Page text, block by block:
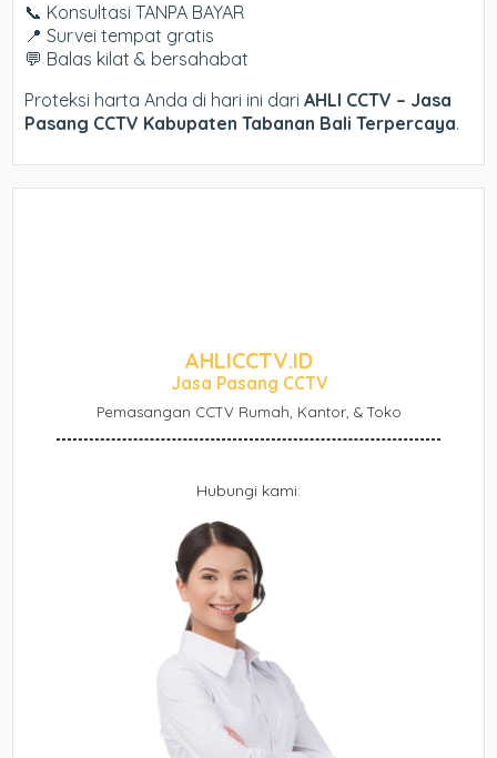
📞 Konsultasi TANPA BAYAR
📍 Survei tempat gratis
💬 Balas kilat & bersahabat
Proteksi harta Anda di hari ini dariAHLI CCTV – Jasa
Pasang CCTV Kabupaten Tabanan Bali Terpercaya.
AHLICCTV.ID
Jasa Pasang CCTV
Pemasangan CCTV Rumah, Kantor, & Toko
Hubungi kami: